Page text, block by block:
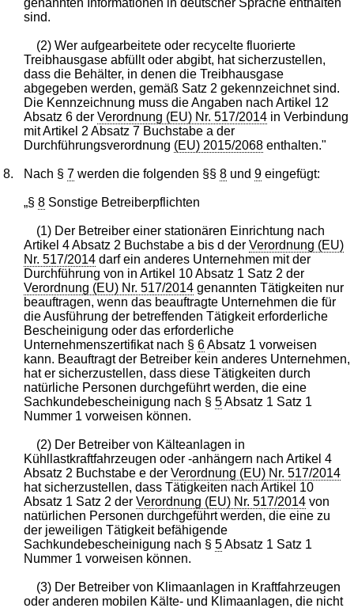
genannten Informationen in deutscher Sprache enthalten
sind.
(2) Wer aufgearbeitete oder recycelte fluorierte
Treibhausgase abfüllt oder abgibt, hat sicherzustellen,
dass die Behälter, in denen die Treibhausgase
abgegeben werden, gemäß Satz 2 gekennzeichnet sind.
Die Kennzeichnung muss die Angaben nach Artikel 12
Absatz 6 derVerordnung (EU) Nr. 517/2014 in Verbindung
mit Artikel 2 Absatz 7 Buchstabe a der
Durchführungsverordnung (EU) 2015/2068 enthalten."
8. Nach §7 werden die folgenden §§8 und9 eingefügt:
„§8 Sonstige Betreiberpflichten
(1) Der Betreiber einer stationären Einrichtung nach
Artikel 4 Absatz 2 Buchstabe a bis d derVerordnung (EU)
Nr. 517/2014 darf ein anderes Unternehmen mit der
Durchführung von in Artikel 10 Absatz 1 Satz 2 der
Verordnung (EU) Nr. 517/2014 genannten Tätigkeiten nur
beauftragen, wenn das beauftragte Unternehmen die für
die Ausführung der betreffenden Tätigkeit erforderliche
Bescheinigung oder das erforderliche
Unternehmenszertifikat nach §6Absatz 1 vorweisen
kann. Beauftragt der Betreiber kein anderes Unternehmen,
hat er sicherzustellen, dass diese Tätigkeiten durch
natürliche Personen durchgeführt werden, die eine
Sachkundebescheinigung nach §5Absatz 1 Satz 1
Nummer 1 vorweisen können.
(2) Der Betreiber von Kälteanlagen in
Kühllastkraftfahrzeugen oder -anhängern nach Artikel 4
Absatz 2 Buchstabe e derVerordnung (EU) Nr. 517/2014
hat sicherzustellen, dass Tätigkeiten nach Artikel 10
Absatz 1 Satz 2 derVerordnung (EU) Nr. 517/2014 von
natürlichen Personen durchgeführt werden, die eine zu
der jeweiligen Tätigkeit befähigende
Sachkundebescheinigung nach §5Absatz 1 Satz 1
Nummer 1 vorweisen können.
(3) Der Betreiber von Klimaanlagen in Kraftfahrzeugen
oder anderen mobilen Kälte- und Klimaanlagen, die nicht